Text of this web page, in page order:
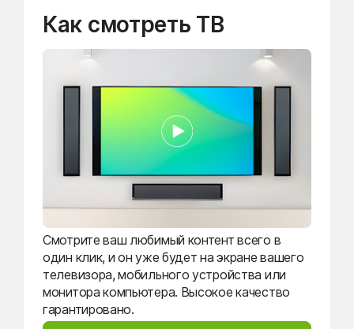
Как смотреть ТВ
Смотрите ваш любимый контент всего в
один клик, и он уже будет на экране вашего
телевизора, мобильного устройства или
монитора компьютера. Высокое качество
гарантировано.